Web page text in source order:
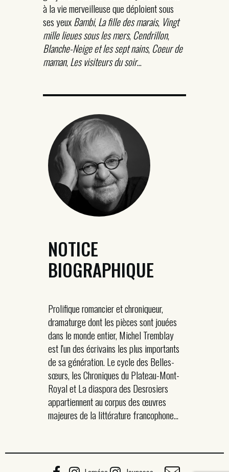
à la vie merveilleuse que déploient sous
ses yeuxBambi,La fille des marais, Vingt
mille lieues sous les mers, Cendrillon,
Blanche-Neige et les sept nains, Coeur de
maman,Les visiteurs du soir…
NOTICE
BIOGRAPHIQUE
Prolifique romancier et chroniqueur,
dramaturge dont les pièces sont jouées
dans le monde entier, Michel Tremblay
est l'un des écrivains les plus importants
de sa génération. Le cycle des Belles-
sœurs, les Chroniques du Plateau-Mont-
Royal et La diaspora des Desrosiers
appartiennent au corpus des œuvres
majeures de la littérature francophone...